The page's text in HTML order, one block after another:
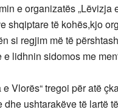
e organizatës „Lëvizja
shqiptare të kohës,kjo
si regjim më të
lidhnin sidomos me
Vlorës“ tregoi për atë
ushtarakëve të lartë